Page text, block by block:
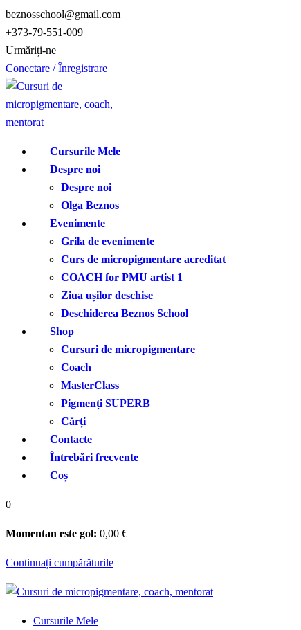
Treci
la
conținut
beznosschool@gmail.com
+373-79-551-009
Urmăriți-ne
Conectare / Înregistrare
Cursurile Mele
Despre noi
Despre noi
Olga Beznos
Evenimente
Grila de evenimente
Curs de micropigmentare acreditat
COACH for PMU artist 1
Ziua ușilor deschise
Deschiderea Beznos School
Shop
Cursuri de micropigmentare
Coach
MasterClass
Pigmenți SUPERB
Cărți
Contacte
Întrebări frecvente
Coș
0
Momentan este gol: 0,00 €
Continuați cumpărăturile
Cursurile Mele